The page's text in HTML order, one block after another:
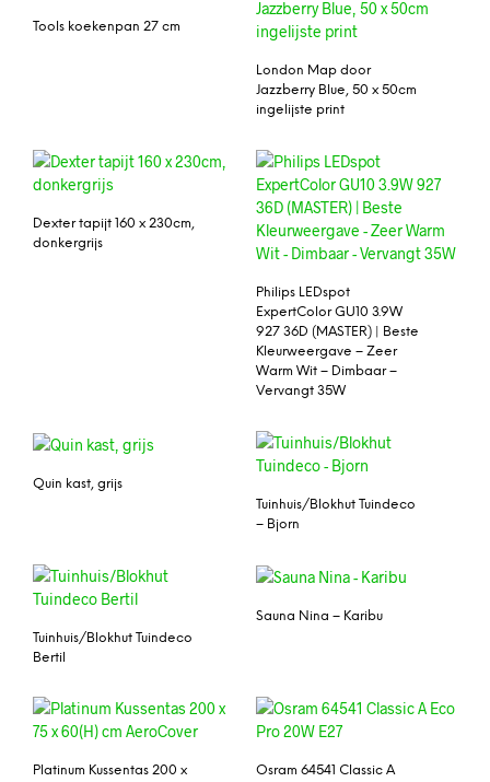
Tools koekenpan 27 cm
London Map door
Jazzberry Blue, 50 x 50cm
ingelijste print
Dexter tapijt 160 x 230cm,
donkergrijs
Philips LEDspot
ExpertColor GU10 3.9W
927 36D (MASTER) | Beste
Kleurweergave – Zeer
Warm Wit – Dimbaar –
Vervangt 35W
Quin kast, grijs
Tuinhuis/Blokhut Tuindeco
– Bjorn
Tuinhuis/Blokhut Tuindeco
Bertil
Sauna Nina – Karibu
Platinum Kussentas 200 x Osram 64541 Classic A